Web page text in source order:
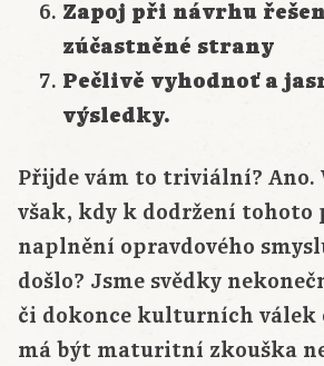
Zapoj při návrhu
zúčastněné strany
Pečlivě vyhodnoť a
výsledky.
Přijde vám to triviální? Ano.
však, kdy k dodržení tohoto
naplnění opravdového
došlo? Jsme svědky
či dokonce kulturních válek
má být maturitní zkouška